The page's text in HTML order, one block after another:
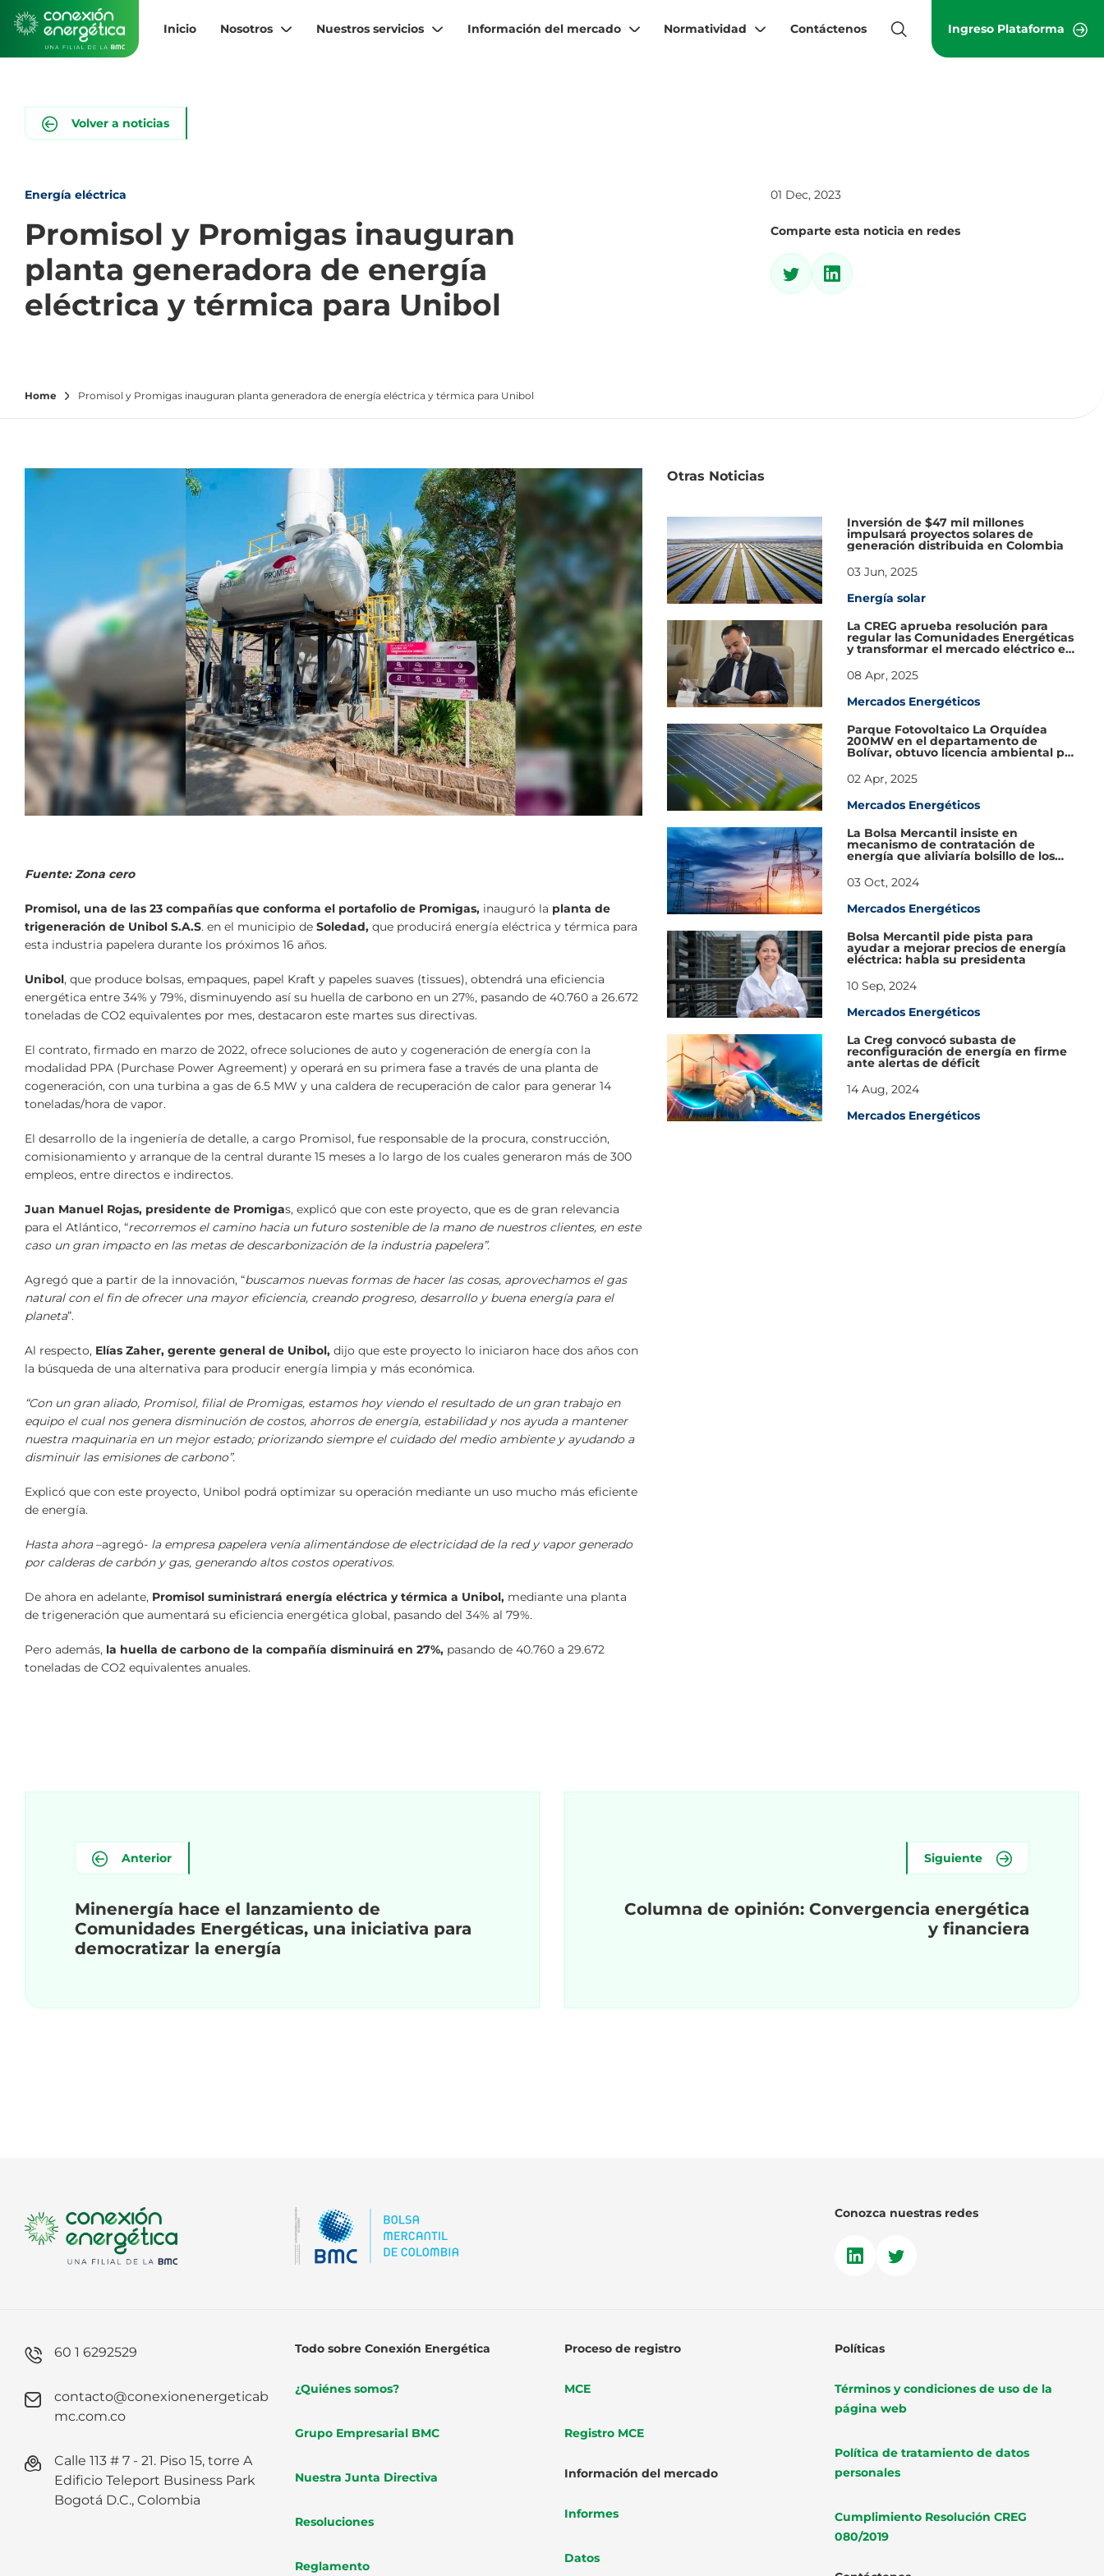
Pasar
contenido
Inicio Nosotros Nuestros servicios Información del mercado Normatividad Contáctenos Ingreso Plataforma
Volver a noticias
Energía eléctrica
Promisol y Promigas inauguran
planta generadora de energía
eléctrica y térmica para Unibol
01 Dec, 2023
Comparte esta noticia en redes
Home Promisol y Promigas inauguran planta generadora de energía eléctrica y térmica para Unibol
Fuente: Zona cero
Promisol, una de las 23 compañías que conforma el portafolio de Promigas, inauguró la planta de
trigeneración de Unibol S.A.S. en el municipio de Soledad, que producirá energía eléctrica y térmica para
esta industria papelera durante los próximos 16 años.
Unibol, que produce bolsas, empaques, papel Kraft y papeles suaves (tissues), obtendrá una eficiencia
energética entre 34% y 79%, disminuyendo así su huella de carbono en un 27%, pasando de 40.760 a 26.672
toneladas de CO2 equivalentes por mes, destacaron este martes sus directivas.
El contrato, firmado en marzo de 2022, ofrece soluciones de auto y cogeneración de energía con la
modalidad PPA (Purchase Power Agreement) y operará en su primera fase a través de una planta de
cogeneración, con una turbina a gas de 6.5 MW y una caldera de recuperación de calor para generar 14
toneladas/hora de vapor.
El desarrollo de la ingeniería de detalle, a cargo Promisol, fue responsable de la procura, construcción,
comisionamiento y arranque de la central durante 15 meses a lo largo de los cuales generaron más de 300
empleos, entre directos e indirectos.
Juan Manuel Rojas, presidente de Promigas, explicó que con este proyecto, que es de gran relevancia
para el Atlántico, “recorremos el camino hacia un futuro sostenible de la mano de nuestros clientes, en este
caso un gran impacto en las metas de descarbonización de la industria papelera”.
Agregó que a partir de la innovación, “buscamos nuevas formas de hacer las cosas, aprovechamos el gas
natural con el fin de ofrecer una mayor eficiencia, creando progreso, desarrollo y buena energía para el
planeta”.
Al respecto, Elías Zaher, gerente general de Unibol, dijo que este proyecto lo iniciaron hace dos años con
la búsqueda de una alternativa para producir energía limpia y más económica.
“Con un gran aliado, Promisol, filial de Promigas, estamos hoy viendo el resultado de un gran trabajo en
equipo el cual nos genera disminución de costos, ahorros de energía, estabilidad y nos ayuda a mantener
nuestra maquinaria en un mejor estado; priorizando siempre el cuidado del medio ambiente y ayudando a
disminuir las emisiones de carbono”.
Explicó que con este proyecto, Unibol podrá optimizar su operación mediante un uso mucho más eficiente
de energía.
Hasta ahora–agregó- la empresa papelera venía alimentándose de electricidad de la red y vapor generado
por calderas de carbón y gas, generando altos costos operativos.
De ahora en adelante, Promisol suministrará energía eléctrica y térmica a Unibol, mediante una planta
de trigeneración que aumentará su eficiencia energética global, pasando del 34% al 79%.
Pero además, la huella de carbono de la compañía disminuirá en 27%, pasando de 40.760 a 29.672
toneladas de CO2 equivalentes anuales.
Otras Noticias
Inversión de $47 mil millones
impulsará proyectos solares de
generación distribuida en Colombia
03 Jun, 2025
Energía solar
La CREG aprueba resolución para
regular las Comunidades Energéticas
y transformar el mercado eléctrico en
08 Apr, 2025
Mercados Energéticos
Parque Fotovoltaico La Orquídea
200MW en el departamento de
Bolívar, obtuvo licencia ambiental por
02 Apr, 2025
Mercados Energéticos
La Bolsa Mercantil insiste en
mecanismo de contratación de
energía que aliviaría bolsillo de los
03 Oct, 2024
Mercados Energéticos
Bolsa Mercantil pide pista para
ayudar a mejorar precios de energía
eléctrica: habla su presidenta
10 Sep, 2024
Mercados Energéticos
La Creg convocó subasta de
reconfiguración de energía en firme
ante alertas de déficit
14 Aug, 2024
Mercados Energéticos
Anterior
Minenergía hace el lanzamiento de
Comunidades Energéticas, una iniciativa para
democratizar la energía
Siguiente
Columna de opinión: Convergencia energética
y financiera
Conozca nuestras redes
60 1 6292529
contacto@conexionenergeticab
mc.com.co
Calle 113 # 7 - 21. Piso 15, torre A
Edificio Teleport Business Park
Bogotá D.C., Colombia
Todo sobre Conexión Energética
¿Quiénes somos?
Grupo Empresarial BMC
Nuestra Junta Directiva
Resoluciones
Reglamento
Proceso de registro
MCE
Registro MCE
Información del mercado
Informes
Datos
Políticas
Términos y condiciones de uso de la
página web
Política de tratamiento de datos
personales
Cumplimiento Resolución CREG
080/2019